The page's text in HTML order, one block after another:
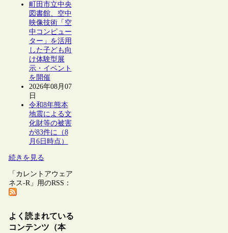
町田市立中央
図書館、空中
映像技術「空
中コンピュー
ター」を活用
した子ども向
け体験型展
示・イベント
を開催
2026年08月07
日
令和8年熊本
地震による文
化財等の被害
が83件に（8
月6日時点）
続きを見る
「カレントアウェア
ネス-R」用のRSS：
よく読まれている
コンテンツ（本